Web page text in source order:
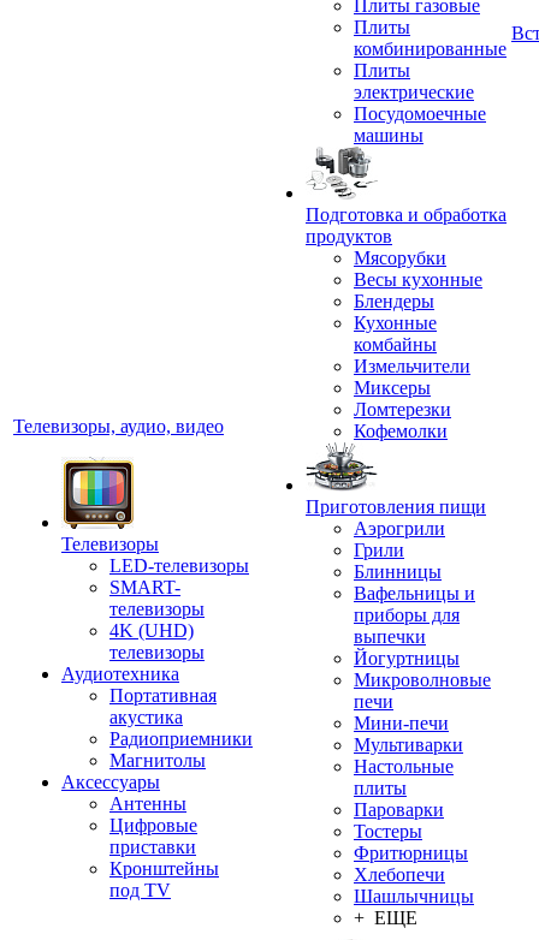
Телевизоры, аудио, видео
Телевизоры
LED-телевизоры
SMART-
телевизоры
4K (UHD)
телевизоры
Аудиотехника
Портативная
акустика
Радиоприемники
Магнитолы
Аксессуары
Антенны
Цифровые
приставки
Кронштейны
под TV
Плиты газовые
Плиты
комбинированные
Плиты
электрические
Посудомоечные
машины
Подготовка и обработка
продуктов
Мясорубки
Весы кухонные
Блендеры
Кухонные
комбайны
Измельчители
Миксеры
Ломтерезки
Кофемолки
Приготовления пищи
Аэрогрили
Грили
Блинницы
Вафельницы и
приборы для
выпечки
Йогуртницы
Микроволновые
печи
Мини-печи
Мультиварки
Настольные
плиты
Пароварки
Тостеры
Фритюрницы
Хлебопечи
Шашлычницы
+ ЕЩЕ